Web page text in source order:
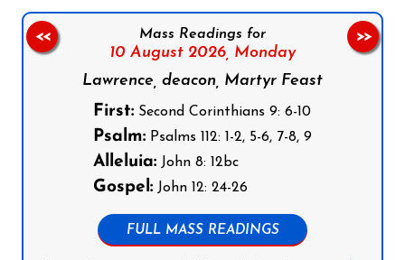
Mass Readings for
10 August 2026, Monday
Lawrence, deacon, Martyr Feast
First: Second Corinthians 9: 6-10
Psalm: Psalms 112: 1-2, 5-6, 7-8, 9
Alleluia: John 8: 12bc
Gospel: John 12: 24-26
FULL MASS READINGS
<< >>